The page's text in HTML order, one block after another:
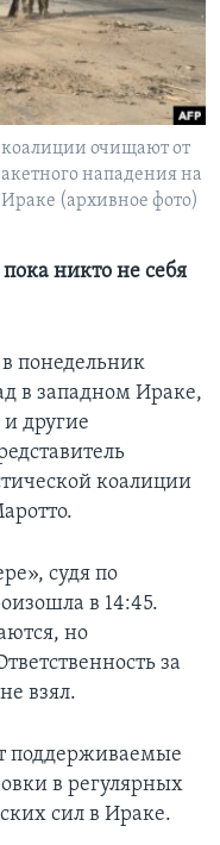
очищают от
нападения на
(архивное фото)
никто не себя
понедельник
в западном Ираке,
другие
коалиции
судя по
в 14:45.
но
за
взял.
поддерживаемые
в регулярных
сил в Ираке.